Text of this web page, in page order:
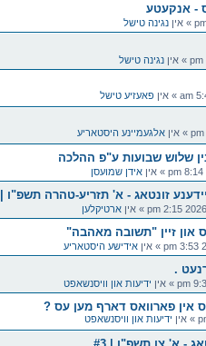
- אנקעטע
» אין נגינה טישל
» אין נגינה טישל
» אין פאעזיע טישל
» אין אלגעמיינע היסטאריע
שלוש שבועות ע"פ ההלכה
» אין אידן שמועסן
זונטאג - א' תזריע-טהרה תשפ"ו | #5
» אין ארטיקלען
און זיין "תשובה מאהבה"
» אין אידישע היסטאריע
.
» אין ידיעות און וויסנשאפט
עס אין פארוואס דארף מען עס ?
» אין ידיעות און וויסנשאפט
- א' צו תשפ"ו | #3